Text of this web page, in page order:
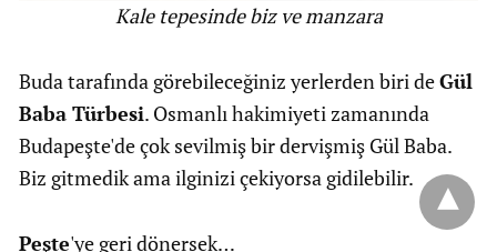
Kale tepesinde biz ve manzara
Buda tarafında görebileceğiniz yerlerden biri deGül
Baba Türbesi. Osmanlı hakimiyeti zamanında
Budapeşte'de çok sevilmiş bir dervişmiş Gül Baba.
Biz gitmedik ama ilginizi çekiyorsa gidilebilir.
Peşte'ye geri dönersek…